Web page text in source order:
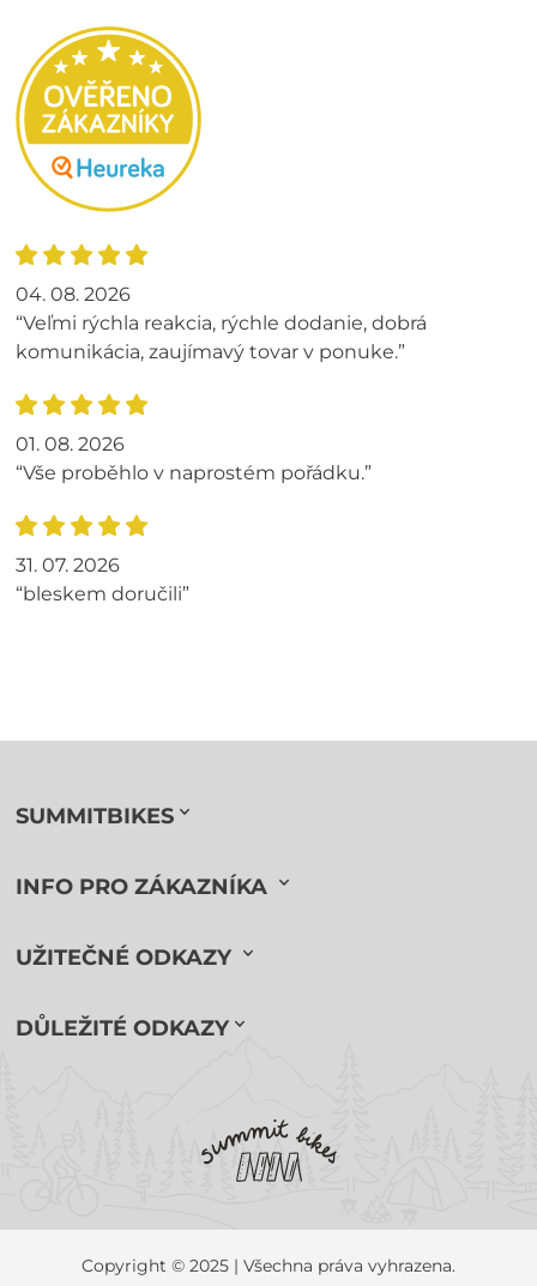
04. 08. 2026
“Veľmi rýchla reakcia, rýchle dodanie, dobrá
komunikácia, zaujímavý tovar v ponuke.”
01. 08. 2026
“Vše proběhlo v naprostém pořádku.”
31. 07. 2026
“bleskem doručili”
SUMMITBIKES
INFO PRO ZÁKAZNÍKA
UŽITEČNÉ ODKAZY
DŮLEŽITÉ ODKAZY
Copyright © 2025 | Všechna práva vyhrazena.